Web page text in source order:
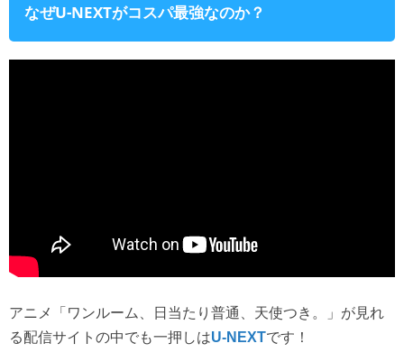
なぜU-NEXTがコスパ最強なのか？
アニメ「ワンルーム、日当たり普通、天使つき。」が見れ
る配信サイトの中でも一押しはU-NEXTです！